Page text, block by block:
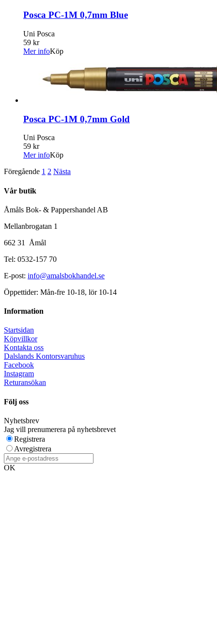
Posca PC-1M 0,7mm Blue
Uni Posca
59 kr
Mer infoKöp
Posca PC-1M 0,7mm Gold
Uni Posca
59 kr
Mer infoKöp
Föregående 1 2 Nästa
Vår butik
Åmåls Bok- & Pappershandel AB
Mellanbrogatan 1
662 31 Åmål
Tel: 0532-157 70
E-post: info@amalsbokhandel.se
Öppettider: Mån-fre 10-18, lör 10-14
Information
Startsidan
Köpvillkor
Kontakta oss
Dalslands Kontorsvaruhus
Facebook
Instagram
Returansökan
Följ oss
Nyhetsbrev
Jag vill prenumerera på nyhetsbrevet
Registrera
Avregistrera
OK